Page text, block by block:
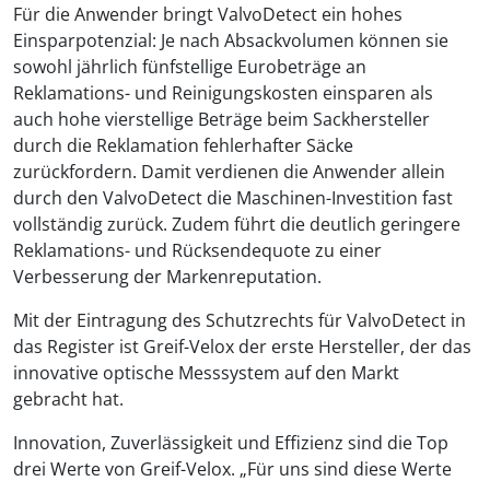
Für die Anwender bringt ValvoDetect ein hohes
Einsparpotenzial: Je nach Absackvolumen können sie
sowohl jährlich fünfstellige Eurobeträge an
Reklamations- und Reinigungskosten einsparen als
auch hohe vierstellige Beträge beim Sackhersteller
durch die Reklamation fehlerhafter Säcke
zurückfordern. Damit verdienen die Anwender allein
durch den ValvoDetect die Maschinen-Investition fast
vollständig zurück. Zudem führt die deutlich geringere
Reklamations- und Rücksendequote zu einer
Verbesserung der Markenreputation.
Mit der Eintragung des Schutzrechts für ValvoDetect in
das Register ist Greif-Velox der erste Hersteller, der das
innovative optische Messsystem auf den Markt
gebracht hat.
Innovation, Zuverlässigkeit und Effizienz sind die Top
drei Werte von Greif-Velox. „Für uns sind diese Werte